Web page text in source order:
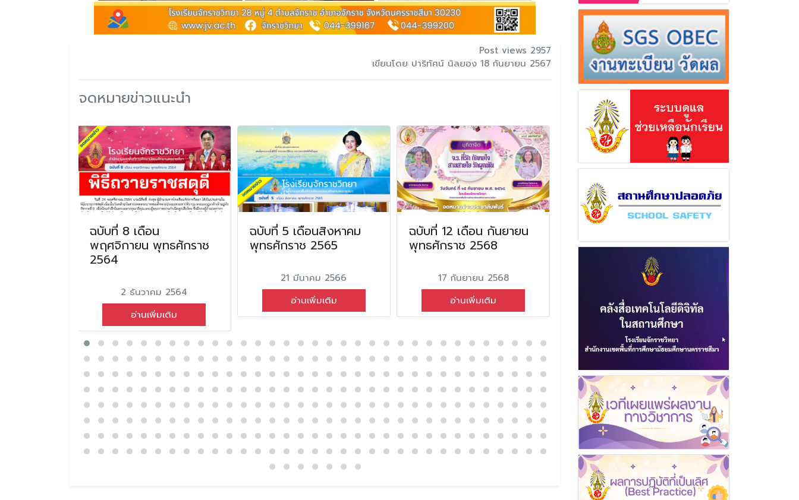
Post views 2957
เขียนโดย ปาริทัศน์ นิลยอง 18 กันยายน 2567
จดหมายข่าวแนะนำ
ฉบับที่ 8 เดือน
พฤศจิกายน พุทธศักราช
2564
2 ธันวาคม 2564
อ่านเพิ่มเติม
ฉบับที่ 5 เดือนสิงหาคม
พุทธศักราช 2565
21 มีนาคม 2566
อ่านเพิ่มเติม
ฉบับที่ 12 เดือน กันยายน
พุทธศักราช 2568
17 กันยายน 2568
อ่านเพิ่มเติม
พุทธศักราช 2568
1 กรกฎาคม 2568
อ่านเพิ่มเติม
พฤศจิกายน
2567